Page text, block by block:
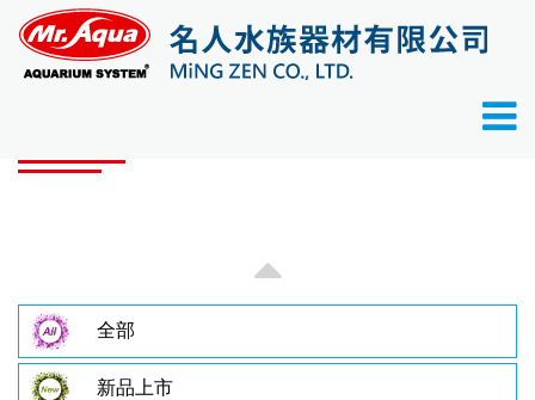
產品目錄
全部
新品上市